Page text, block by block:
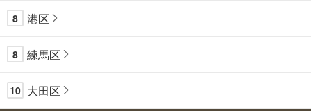
8 港区
8 練馬区
10 大田区